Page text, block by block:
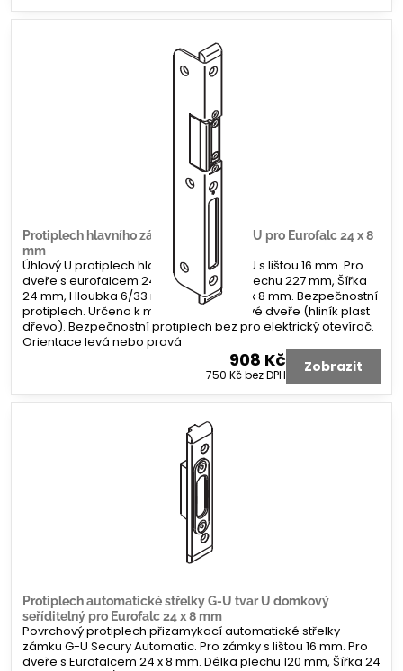
Protiplech hlavního zámku G-U úhlový U pro Eurofalc 24 x 8
mm
Úhlový U protiplech hlavního zámku G-U s lištou 16 mm. Pro
dveře s eurofalcem 24 x 8 mm. Délka plechu 227 mm, Šířka
24 mm, Hloubka 6/33 mm. Koncovka 2 x 8 mm. Bezpečnostní
protiplech. Určeno k montáži na profilové dveře (hliník plast
dřevo). Bezpečnostní protiplech bez pro elektrický otevírač.
Orientace levá nebo pravá
908 Kč
750 Kčbez DPH Zobrazit
Protiplech automatické střelky G-U tvar U domkový
seříditelný pro Eurofalc 24 x 8 mm
Povrchový protiplech přizamykací automatické střelky
zámku G-U Secury Automatic. Pro zámky s lištou 16 mm. Pro
dveře s Eurofalcem 24 x 8 mm. Délka plechu 120 mm, Šířka 24